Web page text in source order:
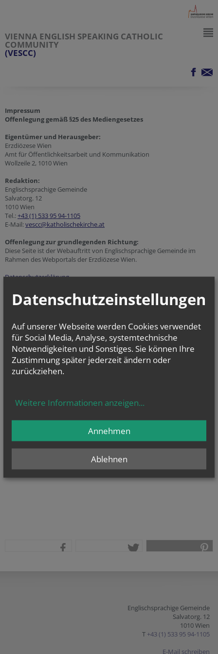
VIENNA ENGLISH SPEAKING CATHOLIC
COMMUNITY
(VESCC)
Impressum
Offenlegung gemäß §25 des Mediengesetzes
Eigentümer und Herausgeber:
Erzdiözese Wien
Amt für Öffentlichkeitsarbeit und Kommunikation
Wollzeile 2, 1010 Wien
Redaktion:
Englischsprachige Gemeinde
Salvatorg. 12
1010 Wien
Tel.:+43 (1) 533 95 94-1105
E-Mail:vescc@katholischekirche.at
Offenlegung zur grundlegenden Richtung:
Diese Seite ist der Webauftritt von Englischsprachige Gemeinde im
Rahmen des Webportals der Erzdiözese Wien.
Datenschutzerklärung
NEWSLETTER
Geben Sie bitte Ihre E-Mail Adresse ein
Ich habe dieInformationen zum Datenschutz
Englischsprachige Gemeinde
Salvatorg. 12
1010 Wien
T +43 (1) 533 95 94-1105
E-Mail schreiben
Datenschutzeinstellungen
Auf unserer Webseite werden Cookies verwendet
für Social Media, Analyse, systemtechnische
Notwendigkeiten und Sonstiges. Sie können Ihre
Zustimmung später jederzeit ändern oder
zurückziehen.
Weitere Informationen anzeigen...
Ablehnen
Annehmen